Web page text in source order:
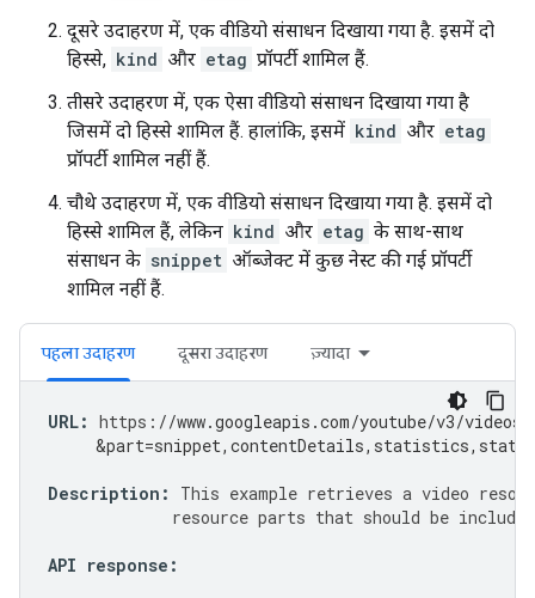
दूसरे उदाहरण में, एक वीडियो संसाधन दिखाया गया है. इसमें दो
हिस्से, kind और etag प्रॉपर्टी शामिल हैं.
तीसरे उदाहरण में, एक ऐसा वीडियो संसाधन दिखाया गया है
जिसमें दो हिस्से शामिल हैं. हालांकि, इसमें kind और etag
प्रॉपर्टी शामिल नहीं हैं.
चौथे उदाहरण में, एक वीडियो संसाधन दिखाया गया है. इसमें दो
हिस्से शामिल हैं, लेकिन kind और etag के साथ-साथ
संसाधन के snippet ऑब्जेक्ट में कुछ नेस्ट की गई प्रॉपर्टी
शामिल नहीं हैं.
पहला उदाहरण दूसरा उदाहरण ज़्यादा
URL: https : //www.googleapis.com/youtube/v3/
     &part=snippet,contentDetails,statistics,status
Description : This example retrieves a video
resource parts that should be included
API response :